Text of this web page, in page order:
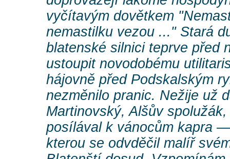
vyčítavým dovětkem
nemastilku vezou ..." Stará
blatenské silnici teprve před
ustoupit novodobému
hájovně před Podskalským
nezměnilo pranic. Nežije už
Martinovský, Alšův
posílával k vánocům kapra
kterou se odvděčil malíř